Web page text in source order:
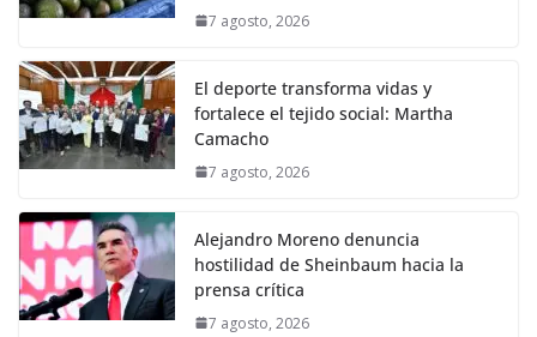
7 agosto, 2026
El deporte transforma vidas y
fortalece el tejido social: Martha
Camacho
7 agosto, 2026
Alejandro Moreno denuncia
hostilidad de Sheinbaum hacia la
prensa crítica
7 agosto, 2026